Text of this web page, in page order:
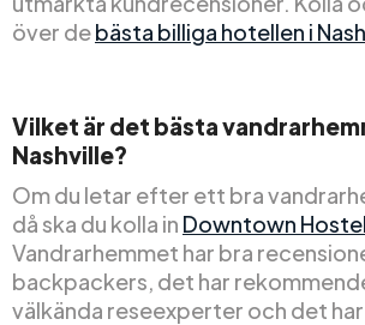
över debästa billiga hotellen i
Vilket är det bästa
Nashville?
Om du letar efter ett bra
då ska du kolla in Downtown
Vandrarhemmet har bra
backpackers, det har
välkända reseexperter och det